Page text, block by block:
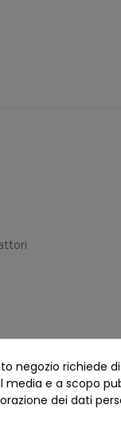
negozio richiede
media e a scopo
dei dati